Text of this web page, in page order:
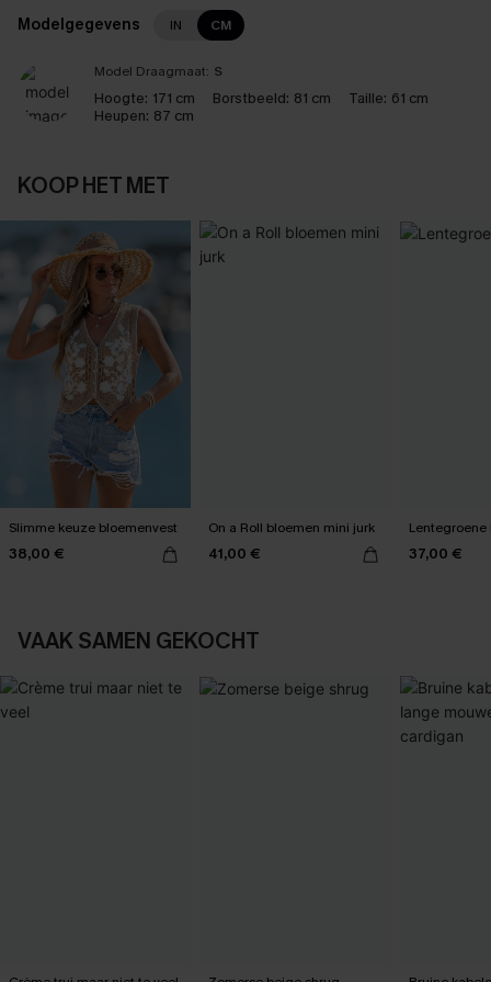
Modelgegevens IN CM
Model Draagmaat: S
Hoogte: 171 cm Borstbeeld: 81 cm Taille: 61 cm
Heupen: 87 cm
KOOP HET MET
Slimme keuze bloemenvest
38,00 €
On a Roll bloemen mini jurk
41,00 €
Lentegroene
37,00 €
VAAK SAMEN GEKOCHT